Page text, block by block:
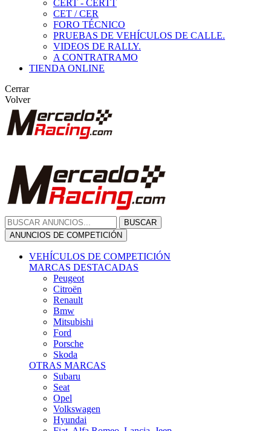
CERT - CERTT
CET / CER
FORO TÉCNICO
PRUEBAS DE VEHÍCULOS DE CALLE.
VIDEOS DE RALLY.
A CONTRATRAMO
TIENDA ONLINE
Cerrar
Volver
BUSCAR
ANUNCIOS DE COMPETICIÓN
VEHÍCULOS DE COMPETICIÓN
MARCAS DESTACADAS
Peugeot
Citroën
Renault
Bmw
Mitsubishi
Ford
Porsche
Skoda
OTRAS MARCAS
Subaru
Seat
Opel
Volkswagen
Hyundai
Fiat, Alfa Romeo, Lancia, Jeep
Toyota